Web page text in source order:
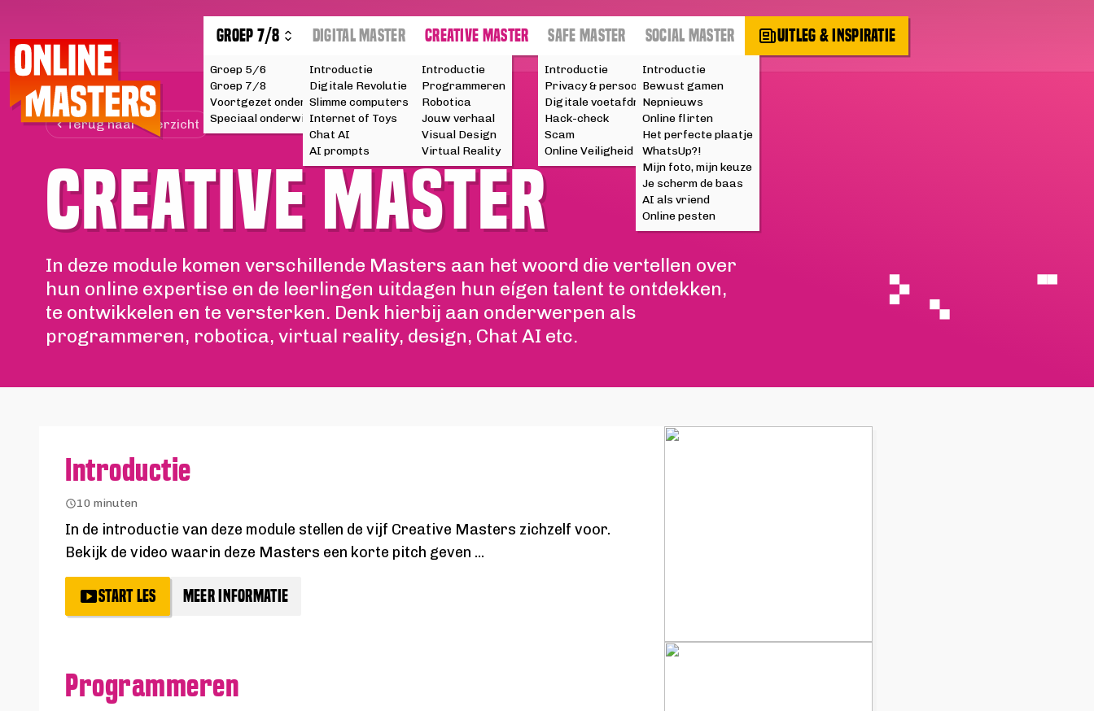
GROEP 7/8
Groep 5/6
Groep 7/8
Voortgezet onderwijs
Speciaal onderwijs
DIGITAL MASTER
Introductie
Digitale Revolutie
Slimme computers
Internet of Toys
Chat AI
AI prompts
CREATIVE MASTER
Introductie
Programmeren
Robotica
Jouw verhaal
Visual Design
Virtual Reality
SAFE MASTER
Introductie
Privacy & persoonsgegevens
Digitale voetafdruk
Hack-check
Scam
Online Veiligheid
SOCIAL MASTER
Introductie
Bewust gamen
Nepnieuws
Online flirten
Het perfecte plaatje
WhatsUp?!
Mijn foto, mijn keuze
Je scherm de baas
AI als vriend
Online pesten
UITLEG & INSPIRATIE
Terug naar overzicht
CREATIVE MASTER
In deze module komen verschillende Masters aan het woord die vertellen over
hun online expertise en de leerlingen uitdagen hun eígen talent te ontdekken,
te ontwikkelen en te versterken. Denk hierbij aan onderwerpen als
programmeren, robotica, virtual reality, design, Chat AI etc.
Introductie
10 minuten
In de introductie van deze module stellen de vijf Creative Masters zichzelf voor.
Bekijk de video waarin deze Masters een korte pitch geven ...
START LES MEER INFORMATIE
Programmeren